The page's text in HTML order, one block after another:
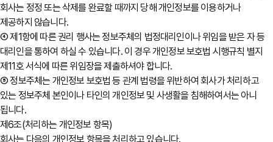
회사는 정정 또는 삭제를 완료할 때까지 당해 개인정보를 이용하거나
제공하지 않습니다.
④ 제1항에 따른 권리 행사는 정보주체의 법정대리인이나 위임을 받은 자 등
대리인을 통하여 하실 수 있습니다. 이 경우 개인정보 보호법 시행규칙 별지
제11호 서식에 따른 위임장을 제출하셔야 합니다.
⑤ 정보주체는 개인정보 보호법 등 관계 법령을 위반하여 회사가 처리하고
있는 정보주체 본인이나 타인의 개인정보 및 사생활을 침해하여서는 아니
됩니다.
제6조(처리하는 개인정보 항목)
회사는 다음의 개인정보 항목을 처리하고 있습니다.